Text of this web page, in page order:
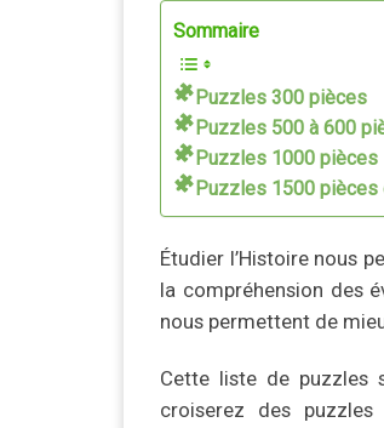
Sommaire
Puzzles 300 pièces
Puzzles 500 à 600
Puzzles 1000 pièces
Puzzles 1500 pièces
Étudier l’Histoire nous
la compréhension des
nous permettent de
Cette liste de puzzles
croiserez des